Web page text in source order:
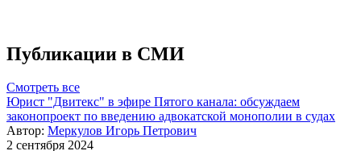
Публикации в СМИ
Смотреть все
Юрист "Двитекс" в эфире Пятого канала: обсуждаем
законопроект по введению адвокатской монополии в судах
Автор: Меркулов Игорь Петрович
2 сентября 2024